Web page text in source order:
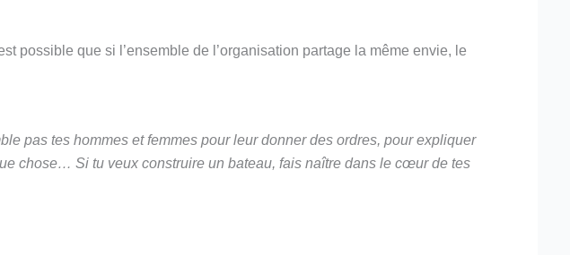
possible que si l’ensemble de l’organisation partage la même envie, le
pas tes hommes et femmes pour leur donner des ordres, pour expliquer
chose… Si tu veux construire un bateau, fais naître dans le cœur de tes